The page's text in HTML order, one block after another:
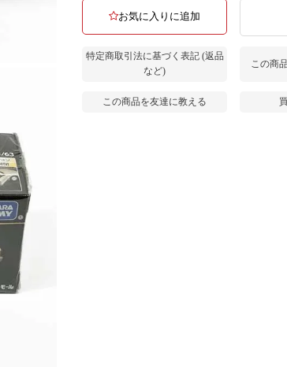
お気に入りに追加
特定商取引法に基づく表記 (返品
など)
この商
この商品を友達に教える